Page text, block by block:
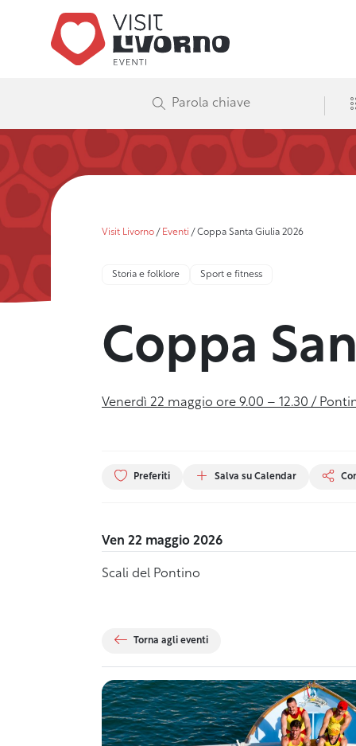
Visit Livorno / Eventi / Coppa Santa Giulia 2026
Storia e folklore Sport e fitness
Coppa
Venerdì 22 maggio ore 9.00 – 12.30 /
Preferiti Salva su Calendar
Ven 22 maggio 2026
Scali del Pontino
Torna agli eventi